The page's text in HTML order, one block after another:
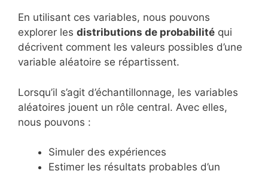
En utilisant ces variables, nous pouvons
explorer les distributions de probabilité qui
décrivent comment les valeurs possibles d’une
variable aléatoire se répartissent.
Lorsqu’il s’agit d’échantillonnage, les variables
aléatoires jouent un rôle central. Avec elles,
nous pouvons :
Simuler des expériences
Estimer les résultats probables d’un